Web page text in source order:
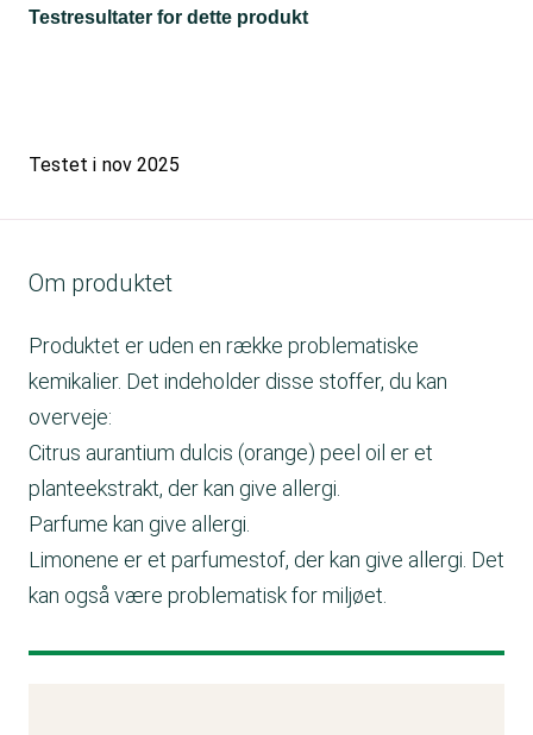
Testresultater for dette produkt
Testet i nov 2025
Om produktet
Produktet er uden en række problematiske
kemikalier. Det indeholder disse stoffer, du kan
overveje:
Citrus aurantium dulcis (orange) peel oil er et
planteekstrakt, der kan give allergi.
Parfume kan give allergi.
Limonene er et parfumestof, der kan give allergi. Det
kan også være problematisk for miljøet.